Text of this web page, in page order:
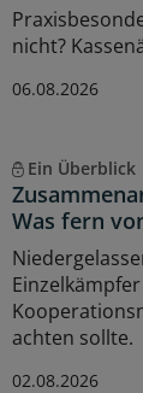
nicht?
06.08.2026
Ein Überblick
Was fern
achten sollte.
02.08.2026